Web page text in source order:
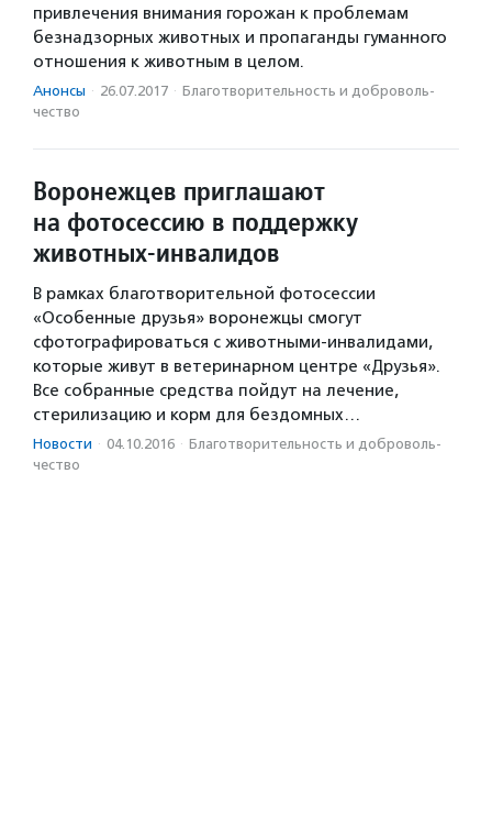
привлечения внимания горожан к проблемам
безнадзорных животных и пропаганды гуманного
отношения к животным в целом.
Анонсы · 26.07.2017 · Благотвори­тель­ность и доброволь­
чест­во
Воронежцев приглашают
на фотосессию в поддержку
животных-инвалидов
В рамках благотворительной фотосессии
«Особенные друзья» воронежцы смогут
сфотографироваться с животными-инвалидами,
которые живут в ветеринарном центре «Друзья».
Все собранные средства пойдут на лечение,
стерилизацию и корм для бездомных…
Новости · 04.10.2016 · Благотвори­тель­ность и доброволь­
чест­во